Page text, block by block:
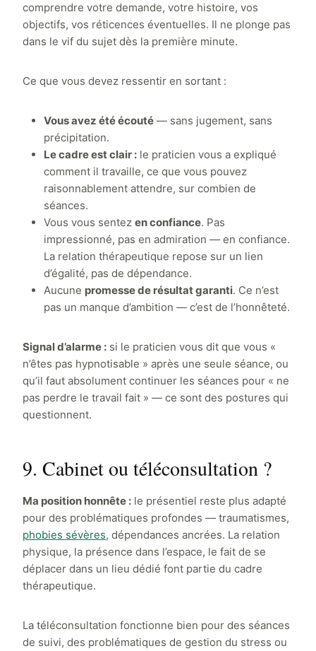
comprendre votre demande, votre histoire, vos
objectifs, vos réticences éventuelles. Il ne plonge pas
dans le vif du sujet dès la première minute.
Ce que vous devez ressentir en sortant :
Vous avez été écouté — sans jugement, sans
précipitation.
Le cadre est clair : le praticien vous a expliqué
comment il travaille, ce que vous pouvez
raisonnablement attendre, sur combien de
séances.
Vous vous sentez en confiance. Pas
impressionné, pas en admiration — en confiance.
La relation thérapeutique repose sur un lien
d’égalité, pas de dépendance.
Aucune promesse de résultat garanti. Ce n’est
pas un manque d’ambition — c’est de l’honnêteté.
Signal d’alarme : si le praticien vous dit que vous «
n’êtes pas hypnotisable » après une seule séance, ou
qu’il faut absolument continuer les séances pour « ne
pas perdre le travail fait » — ce sont des postures qui
questionnent.
9. Cabinet ou téléconsultation ?
Ma position honnête : le présentiel reste plus adapté
pour des problématiques profondes — traumatismes,
phobies sévères, dépendances ancrées. La relation
physique, la présence dans l’espace, le fait de se
déplacer dans un lieu dédié font partie du cadre
thérapeutique.
La téléconsultation fonctionne bien pour des séances
de suivi, des problématiques de gestion du stress ou